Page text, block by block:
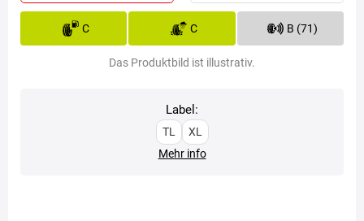
C C B (71)
Das Produktbild ist illustrativ.
Label:
TL
XL
Mehr info